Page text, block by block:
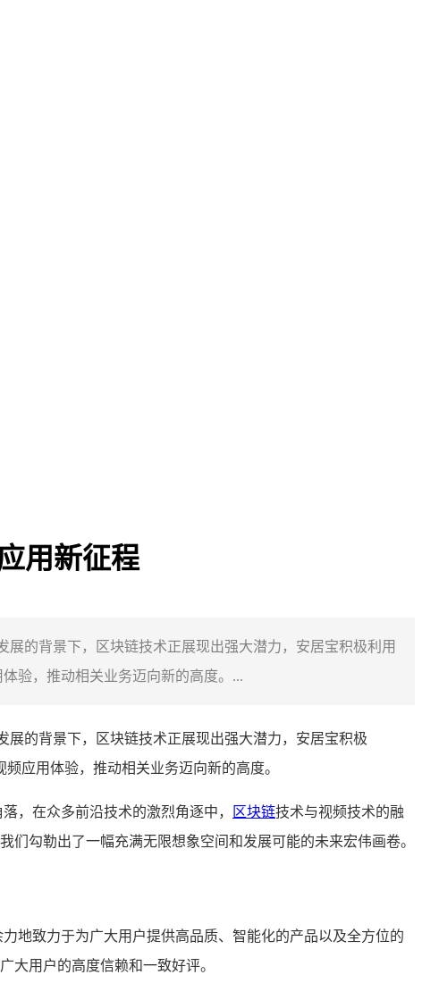
用新征程
的背景下，区块链技术正展现出强大潜力，安居宝积极利用
验，推动相关业务迈向新的高度。...
的背景下，区块链技术正展现出强大潜力，安居宝积极
应用体验，推动相关业务迈向新的高度。
，在众多前沿技术的激烈角逐中， 区块链技术与视频技术的融
勾勒出了一幅充满无限想象空间和发展可能的未来宏伟画卷。
地致力于为广大用户提供高品质、智能化的产品以及全方位的
大用户的高度信赖和一致好评。